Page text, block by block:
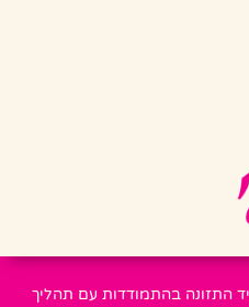
התזונה בהתמודדות עם תהליך